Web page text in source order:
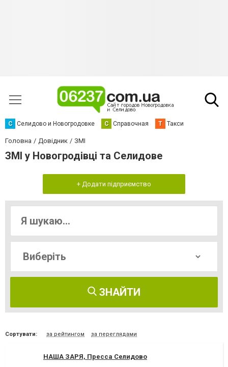
С Селидово и Новогродовке С Справочная Т Такси
Головна Довідник ЗМІ
ЗМІ у Новогродівці та Селидове
+ Додати підприємство
ЗНАЙТИ
Сортувати: за рейтингом за переглядами
НАША ЗАРЯ, Пресса Селидово